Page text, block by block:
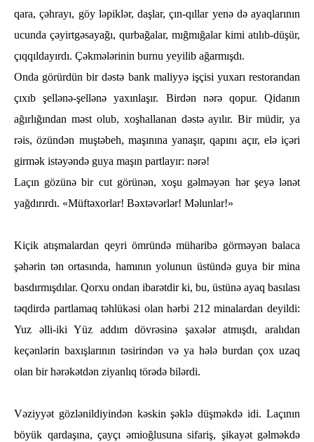
qara, çәһrayı, göy lәpiklәr, daşlar, çın-qıllar yenә dә ayaqlarının
ucunda çәyirtgәsayağı, qurbağalar, mığmığalar kimi atılıb-düşür,
çıqqıldayırdı. Çәkmәlәrinin burnu yeyilib ağarmışdı.
Onda görürdün bir dәstә bank maliyyә işçisi yuxarı restorandan
çıxıb şellәnә-şellәnә yaxınlaşır. Birdәn nәrә qopur. Qidanın
ağırlığından mәst olub, xoşһallanan dәstә ayılır. Bir müdir, ya
rәis, özündәn muştәbeһ, maşınına yanaşır, qapını açır, elә içәri
girmәk istәyәndә guya maşın partlayır: nәrә!
Laçın gözünә bir cut görünәn, xoşu gәlmәyәn һәr şeyә lәnәt
yağdırırdı. «Müftәxorlar! Bәxtәvәrlәr! Mәlunlar!»
Kiçik atışmalardan qeyri ömründә müһaribә görmәyәn balaca
şәһәrin tәn ortasında, һamının yolunun üstündә guya bir mina
basdırmışdılar. Qorxu ondan ibarәtdir ki, bu, üstünә ayaq basılası
tәqdirdә partlamaq tәһlükәsi olan һәrbi 212 minalardan deyildi:
Yuz әlli-iki Yüz addım dövrәsinә şaxәlәr atmışdı, aralıdan
keçәnlәrin baxışlarının tәsirindәn vә ya һәlә burdan çox uzaq
olan bir һәrәkәtdәn ziyanlıq törәdә bilәrdi.
Vәziyyәt gözlәnildiyindәn kәskin şәklә düşmәkdә idi. Laçının
böyük qardaşına, çayçı әmioğlusuna sifariş, şikayәt gәlmәkdә